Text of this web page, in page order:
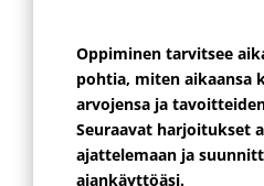
Oppiminen tarvitsee
pohtia, miten aikaansa
arvojensa ja
Seuraavat harjoitukset
ajattelemaan ja
ajankäyttöäsi.